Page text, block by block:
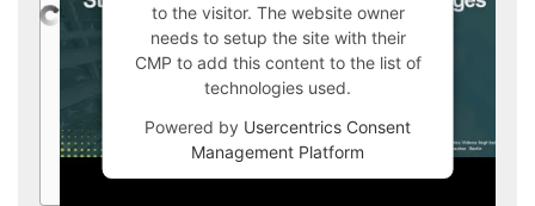
to the visitor. The website owner
needs to setup the site with their
CMP to add this content to the list of
technologies used.
Powered by Usercentrics Consent
Management Platform